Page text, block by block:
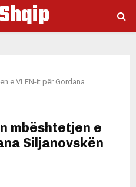
e VLEN-it për Gordana
mbështetjen e
Siljanovskën